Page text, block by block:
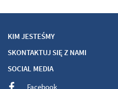
KIM JESTEŚMY
SKONTAKTUJ SIĘ Z NAMI
SOCIAL MEDIA
Facebook